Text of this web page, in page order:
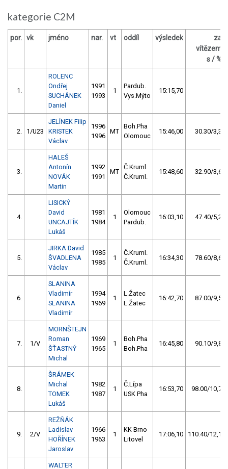
kategorie C2M
por. vk jméno nar. vt oddíl výsledek
za
vítězem
s / %
1.
ROLENC
Ondřej
SUCHÁNEK
Daniel
1991
1993
1
Pardub.
Vys.Mýto
15:15,70
2. 1/U23
JELÍNEK Filip
KRISTEK
Václav
1996
1996
MT
Boh.Pha
Olomouc
15:46,00 30.30/3,3
3.
HALEŠ
Antonín
NOVÁK
Martin
1992
1991
MT
Č.Kruml.
Č.Kruml.
15:48,60 32.90/3,6
4.
LISICKÝ
David
UNCAJTÍK
Lukáš
1981
1984
1
Olomouc
Pardub.
16:03,10 47.40/5,2
5.
JIRKA David
ŠVADLENA
Václav
1985
1985
1
Č.Kruml.
Č.Kruml.
16:34,30 78.60/8,6
6.
SLANINA
Vladimír
SLANINA
Vladimír
1994
1969
1
L.Žatec
L.Žatec
16:42,70 87.00/9,5
7. 1/V
MORNŠTEJN
Roman
ŠŤASTNÝ
Michal
1969
1965
1
Boh.Pha
Boh.Pha
16:45,80 90.10/9,8
8.
ŠRÁMEK
Michal
TOMEK
Lukáš
1982
1987
1
Č.Lípa
USK Pha
16:53,70 98.00/10,7
9. 2/V
REŽŇÁK
Ladislav
HOŘÍNEK
Jaroslav
1966
1963
1
KK Brno
Litovel
17:06,10 110.40/12,1
WALTER